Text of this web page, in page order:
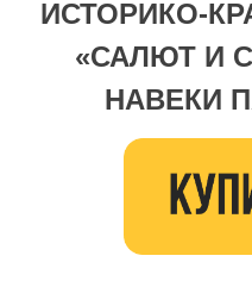
ИСТОРИКО-
«САЛЮТ И
НАВЕКИ